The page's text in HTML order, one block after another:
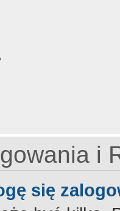
i
się